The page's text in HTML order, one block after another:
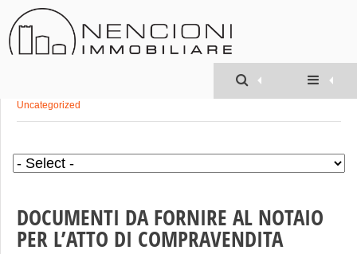
Uncategorized
DOCUMENTI DA FORNIRE AL NOTAIO
PER L’ATTO DI COMPRAVENDITA